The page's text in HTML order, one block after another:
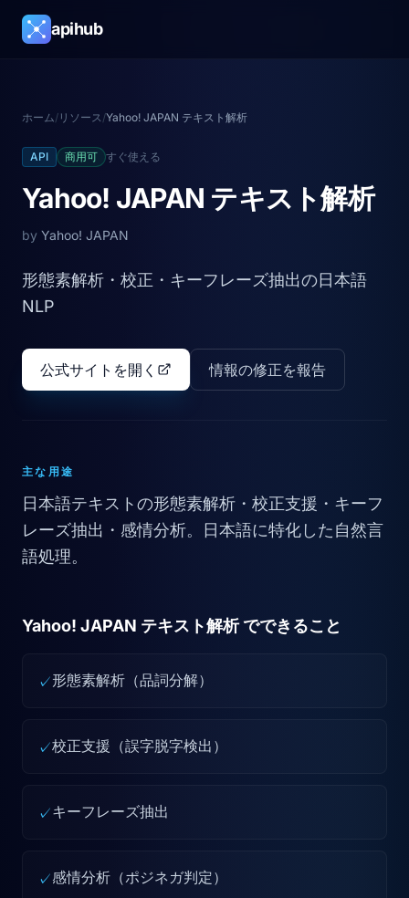
apihub
ホーム/ リソース/Yahoo! JAPAN テキスト解析
API 商用可 すぐ使える
Yahoo! JAPAN テキスト解析
by Yahoo! JAPAN
形態素解析・校正・キーフレーズ抽出の日本語
NLP
公式サイトを開く 情報の修正を報告
主な用途
日本語テキストの形態素解析・校正支援・キーフ
レーズ抽出・感情分析。日本語に特化した自然言
語処理。
Yahoo! JAPAN テキスト解析 でできること
✓形態素解析（品詞分解）
✓校正支援（誤字脱字検出）
✓キーフレーズ抽出
✓感情分析（ポジネガ判定）